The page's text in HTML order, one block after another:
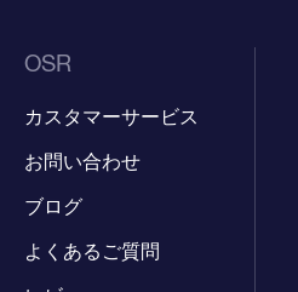
OSR
カスタマーサービス
お問い合わせ
ブログ
よくあるご質問